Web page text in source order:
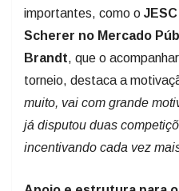
Scherer no Mercado
Brandt, que o
torneio, destaca a
muito, vai com grande
já disputou duas
incentivando cada vez